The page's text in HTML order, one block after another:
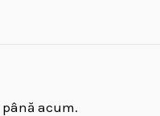
acum.